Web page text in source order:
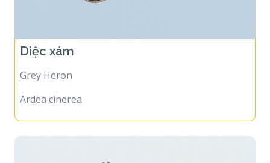
Diệc xám
Grey Heron
Ardea cinerea